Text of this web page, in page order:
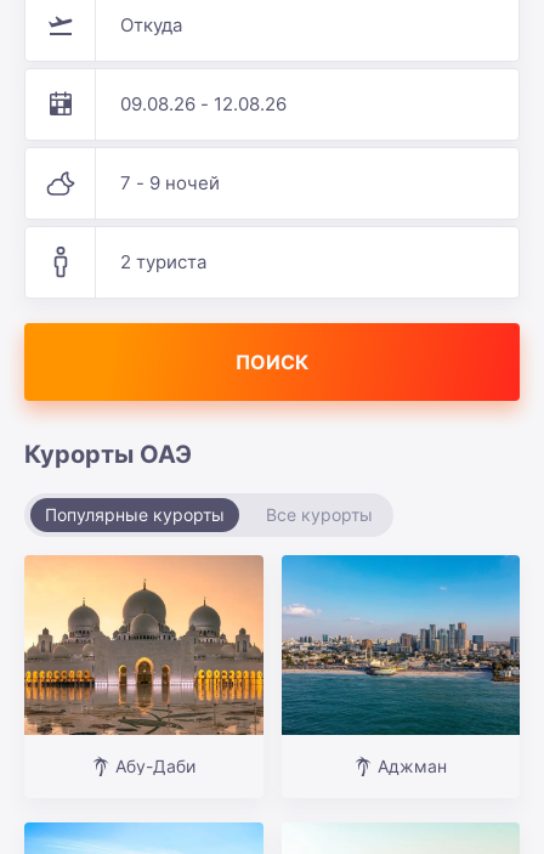
Откуда
09.08.26 - 12.08.26
7 - 9 ночей
2 туриста
ПОИСК
Курорты ОАЭ
Популярные курорты Все курорты
Абу-Даби Аджман